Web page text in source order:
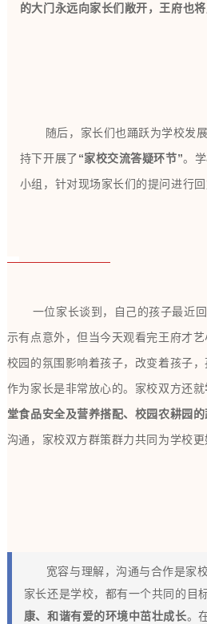
的大门永远向家长们敞开，王府也
随后，家长们也踊跃为学校发
持下开展了“家校交流答疑环节”。
小组，针对现场家长们的提问进行回
一位家长谈到，自己的孩子最近
示有点意外，但当今天观看完王府才
校园的氛围影响着孩子，改变着孩子，
作为家长是非常放心的。 家校双方还就
堂食品安全及营养搭配、校园农耕园
沟通， 家校双方群策群力共同为学校更
宽容与理解，沟通与合作是家
家长还是学校，都有一个共同的目标
康、和谐有爱的环境中茁壮成长。